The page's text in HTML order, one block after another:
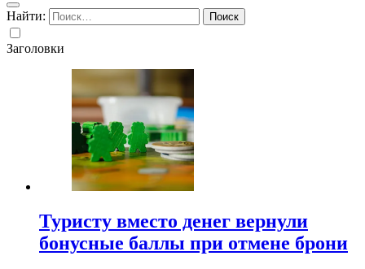
Найти:
Заголовки
Туристу вместо денег вернули
бонусные баллы при отмене брони